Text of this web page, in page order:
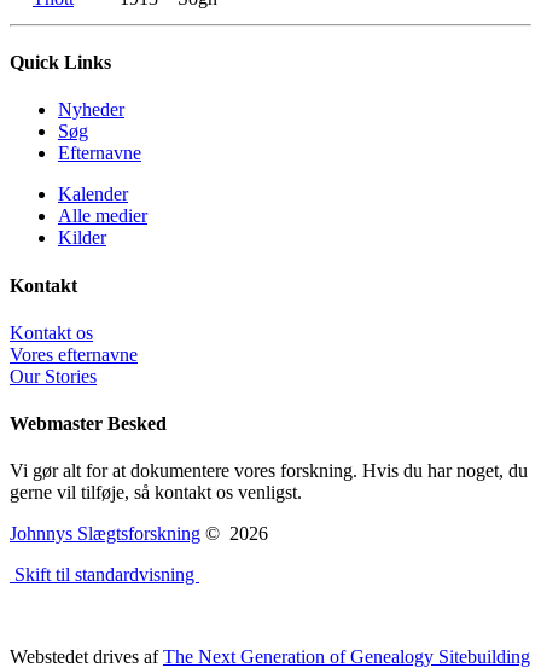
Quick Links
Nyheder
Søg
Efternavne
Kalender
Alle medier
Kilder
Kontakt
Kontakt os
Vores efternavne
Our Stories
Webmaster Besked
Vi gør alt for at dokumentere vores forskning. Hvis du har noget, du
gerne vil tilføje, så kontakt os venligst.
Johnnys Slægtsforskning © 2026
Skift til standardvisning
Webstedet drives afThe Next Generation of Genealogy Sitebuilding